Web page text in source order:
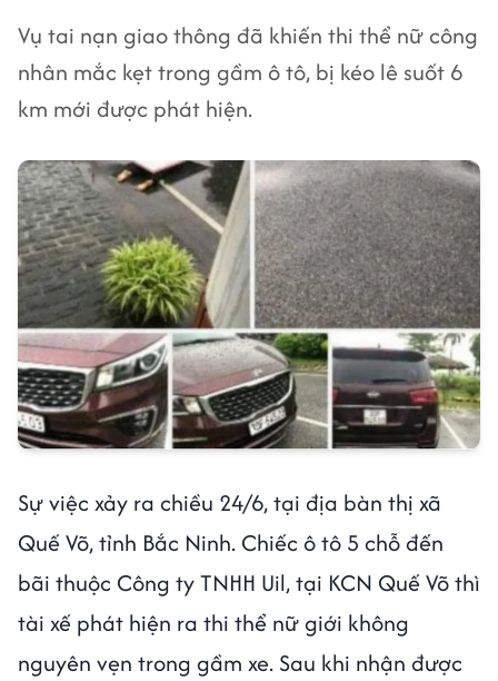
Vụ tai nạn giao thông đã khiến thi thể nữ công
nhân mắc kẹt trong gầm ô tô, bị kéo lê suốt 6
km mới được phát hiện.
Sự việc xảy ra chiều 24/6, tại địa bàn thị xã
Quế Võ, tỉnh Bắc Ninh. Chiếc ô tô 5 chỗ đến
bãi thuộc Công ty TNHH Uil, tại KCN Quế Võ thì
tài xế phát hiện ra thi thể nữ giới không
nguyên vẹn trong gầm xe. Sau khi nhận được